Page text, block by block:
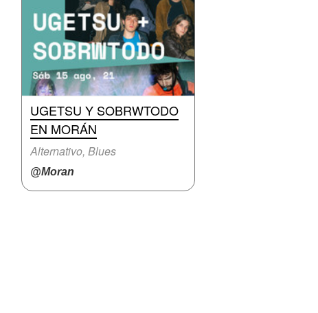
UGETSU Y SOBRWTODO
EN MORÁN
Alternativo, Blues
@Moran